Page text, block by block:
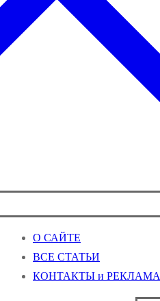
О САЙТЕ
ВСЕ СТАТЬИ
КОНТАКТЫ и РЕКЛАМА